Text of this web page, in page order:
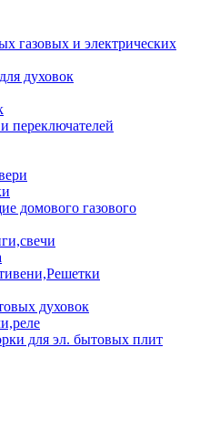
газовых и электрических
духовок
переключателей
домового газового
духовок
для эл. бытовых плит